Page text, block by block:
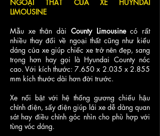
NGOẠI THẤT CỦA XE HUYNDAI
LIMOUSINE
Mẫu xe thân dài County Limousinecó rất
nhiều thay đổi về ngoại thất cũng như kiểu
dáng của xe giúp chiếc xe trở nên đẹp, sang
trọng hơn hay gọi là Hyundai County nóc
cao. Với kích thước: 7.650 x 2.035 x 2.855
mm kích thước dài hơn đời trước.
Xe nổi bật với hệ thống gương chiếu hậu
chỉnh điện, sấy điện giúp lái xe dễ dàng quan
sát hay điều chỉnh góc nhìn cho phù hợp với
tùng vóc dáng.